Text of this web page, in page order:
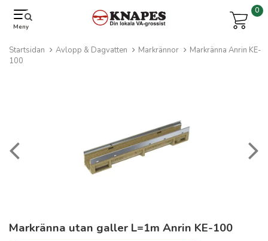
Meny
0
Startsidan Avlopp & Dagvatten Markrännor
Markränna Anrin KE-
100
Markränna utan galler L=1m Anrin KE-100